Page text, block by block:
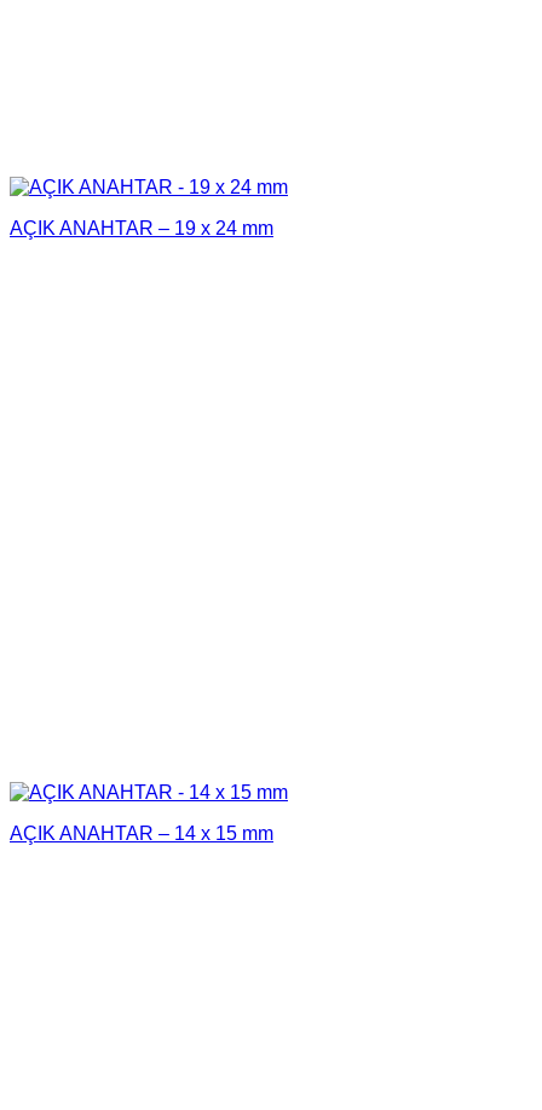
AÇIK ANAHTAR – 19 x 24 mm
AÇIK ANAHTAR – 14 x 15 mm